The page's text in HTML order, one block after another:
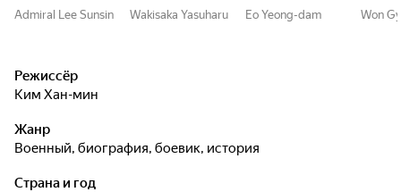
Admiral Lee Sunsin Wakisaka Yasuharu Eo Yeong-dam Won
Режиссёр
Ким Хан-мин
Жанр
военный, биография, боевик, история
Страна и год